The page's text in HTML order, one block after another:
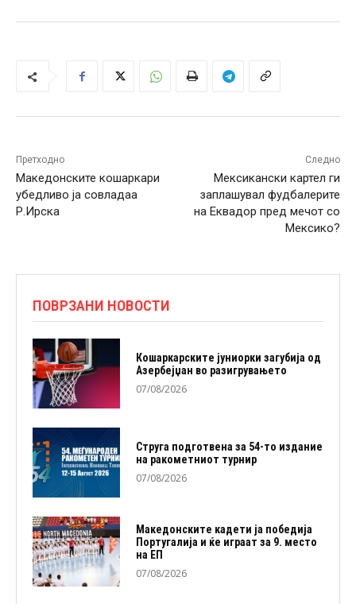
Претходно
Македонските кошаркари
убедливо ја совладаа
Р.Ирска
Следно
Мексикански картел ги
заплашувал фудбалерите
на Еквадор пред мечот со
Мексико?
ПОВРЗАНИ НОВОСТИ
Кошаркарските јуниорки загубија од
Азербејџан во разигрувањето
07/08/2026
Струга подготвена за 54-то издание
на ракометниот турнир
07/08/2026
Македонските кадети ја победија
Португалија и ќе играат за 9. место
на ЕП
07/08/2026